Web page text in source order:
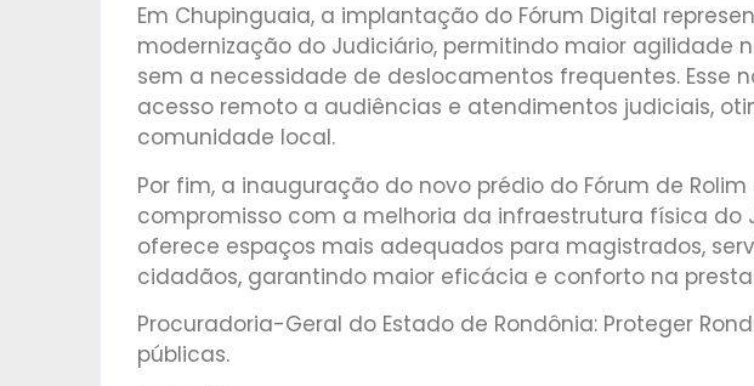
Em Chupinguaia, a implantação do Fórum Digital
modernização do Judiciário, permitindo maior agilidade
sem a necessidade de deslocamentos frequentes. Esse
acesso remoto a audiências e atendimentos judiciais,
comunidade local.
Por fim, a inauguração do novo prédio do Fórum de
compromisso com a melhoria da infraestrutura física do
oferece espaços mais adequados para magistrados,
cidadãos, garantindo maior eficácia e conforto na
Procuradoria-Geral do Estado de Rondônia: Proteger
públicas.